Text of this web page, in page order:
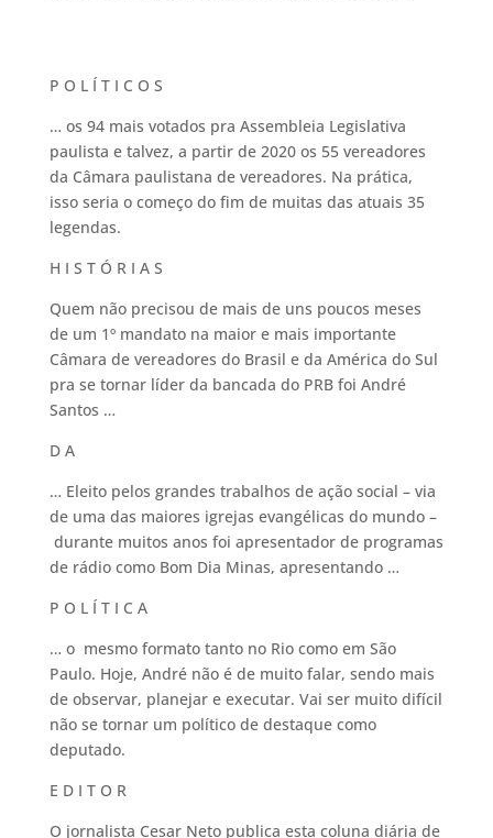
P O L Í T I C O S
… os 94 mais votados pra Assembleia Legislativa
paulista e talvez, a partir de 2020 os 55 vereadores
da Câmara paulistana de vereadores. Na prática,
isso seria o começo do fim de muitas das atuais 35
legendas.
H I S T Ó R I A S
Quem não precisou de mais de uns poucos meses
de um 1º mandato na maior e mais importante
Câmara de vereadores do Brasil e da América do Sul
pra se tornar líder da bancada do PRB foi André
Santos …
D A
… Eleito pelos grandes trabalhos de ação social – via
de uma das maiores igrejas evangélicas do mundo –
durante muitos anos foi apresentador de programas
de rádio como Bom Dia Minas, apresentando …
P O L Í T I C A
… o mesmo formato tanto no Rio como em São
Paulo. Hoje, André não é de muito falar, sendo mais
de observar, planejar e executar. Vai ser muito difícil
não se tornar um político de destaque como
deputado.
E D I T O R
O jornalista Cesar Neto publica esta coluna diária de